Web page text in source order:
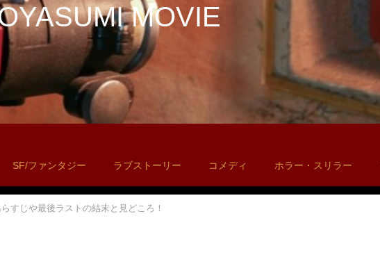
MOVIE
SF/ファンタジー ラブストーリー コメディ ホラー・スリラー
すじや最後ラストの結末と見どころ！